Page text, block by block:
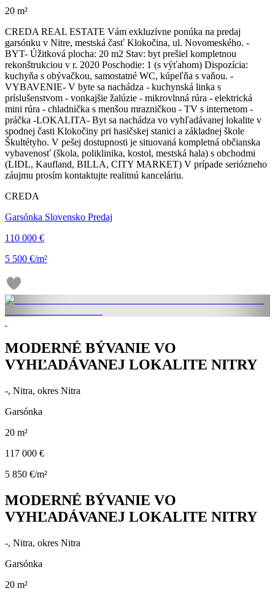
20 m²
CREDA REAL ESTATE Vám exkluzívne ponúka na predaj
garsónku v Nitre, mestská časť Klokočina, ul. Novomeského. -
BYT- Úžitková plocha: 20 m2 Stav: byt prešiel kompletnou
rekonštrukciou v r. 2020 Poschodie: 1 (s výťahom) Dispozícia:
kuchyňa s obývačkou, samostatné WC, kúpeľňa s vaňou. -
VYBAVENIE- V byte sa nachádza - kuchynská linka s
príslušenstvom - vonkajšie žalúzie - mikrovlnná rúra - elektrická
mini rúra - chladnička s menšou mrazničkou - TV s internetom -
práčka -LOKALITA- Byt sa nachádza vo vyhľadávanej lokalite v
spodnej časti Klokočiny pri hasičskej stanici a základnej škole
Škultétyho. V pešej dostupnosti je situovaná kompletná občianska
vybavenosť (škola, poliklinika, kostol, mestská hala) s obchodmi
(LIDL, Kaufland, BILLA, CITY MARKET) V prípade seriózneho
záujmu prosím kontaktujte realitnú kanceláriu.
CREDA
Garsónka Slovensko Predaj
110 000 €
5 500 €/m²
MODERNÉ BÝVANIE VO
VYHĽADÁVANEJ LOKALITE NITRY
-, Nitra, okres Nitra
Garsónka
20 m²
117 000 €
5 850 €/m²
MODERNÉ BÝVANIE VO
VYHĽADÁVANEJ LOKALITE NITRY
-, Nitra, okres Nitra
Garsónka
20 m²